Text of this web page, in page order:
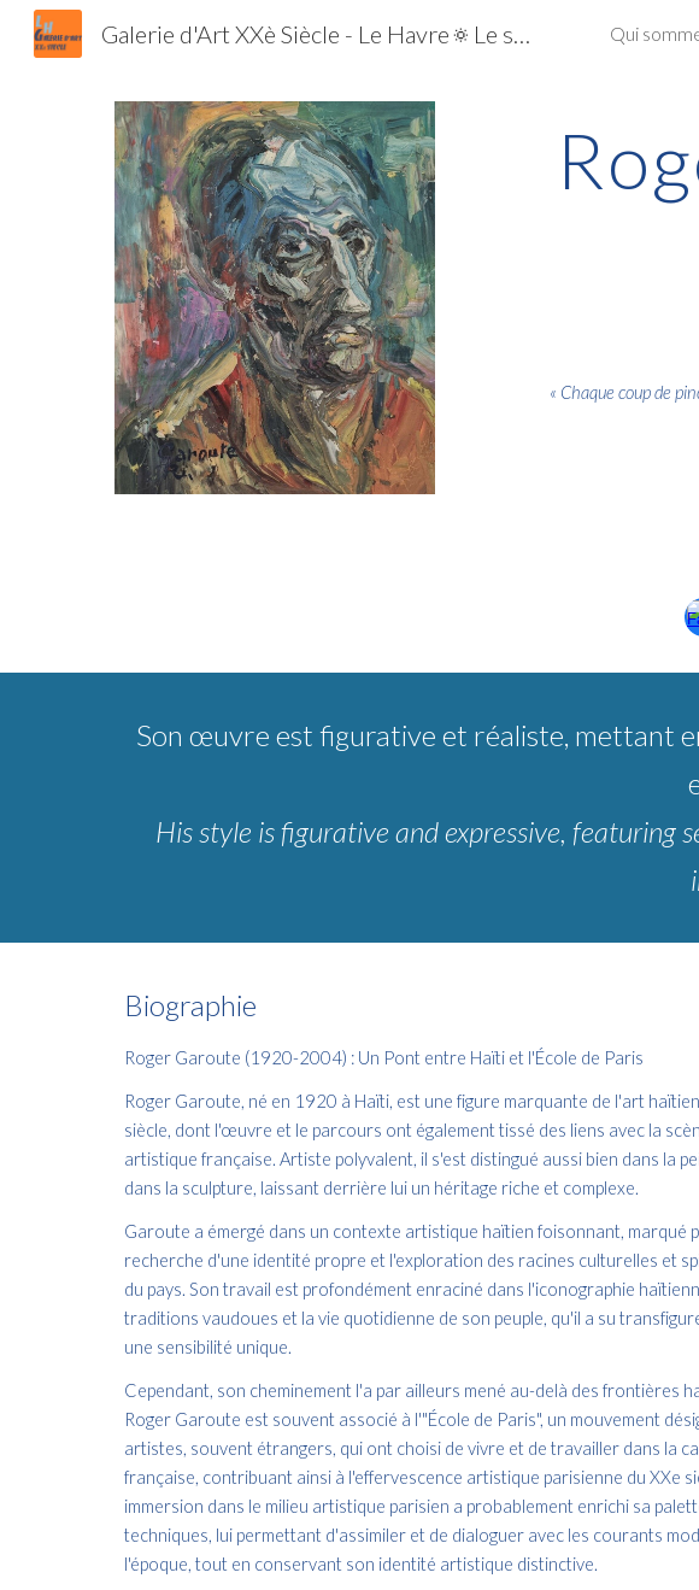
Skip to main content
Galerie d'Art XXè Siècle - Le Havre🔅Le spécialiste de l'Ecole de Paris et de la Jeune Peinture | Tableaux | Estampes | Lithographies | Gravures Qui
« Chaque coup de
Son œuvre est figurative et réaliste, mettant
His style is figurative and expressive, featuring
Biographie
Roger Garoute (1920-2004) : Un Pont entre Haïti et l'École de Paris
Roger Garoute, né en 1920 à Haïti, est une figure marquante de l'art
siècle, dont l'œuvre et le parcours ont également tissé des liens avec la
artistique française. Artiste polyvalent, il s'est distingué aussi bien dans la
dans la sculpture, laissant derrière lui un héritage riche et complexe.
Garoute a émergé dans un contexte artistique haïtien foisonnant, marqué
recherche d'une identité propre et l'exploration des racines culturelles et
du pays. Son travail est profondément enraciné dans l'iconographie
traditions vaudoues et la vie quotidienne de son peuple, qu'il a su
une sensibilité unique.
Cependant, son cheminement l'a par ailleurs mené au-delà des frontières
Roger Garoute est souvent associé à l'"École de Paris", un mouvement
artistes, souvent étrangers, qui ont choisi de vivre et de travailler dans la
française, contribuant ainsi à l'effervescence artistique parisienne du XXe
immersion dans le milieu artistique parisien a probablement enrichi sa
techniques, lui permettant d'assimiler et de dialoguer avec les courants
l'époque, tout en conservant son identité artistique distinctive.